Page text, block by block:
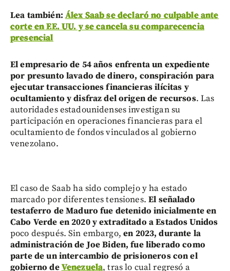
Lea también: Álex Saab se declaró no culpable ante
corte en EE. UU. y se cancela su comparecencia
presencial
El empresario de 54 años enfrenta un expediente
por presunto lavado de dinero, conspiración para
ejecutar transacciones financieras ilícitas y
ocultamiento y disfraz del origen de recursos. Las
autoridades estadounidenses investigan su
participación en operaciones financieras para el
ocultamiento de fondos vinculados al gobierno
venezolano.
El caso de Saab ha sido complejo y ha estado
marcado por diferentes tensiones.El señalado
testaferro de Maduro fue detenido inicialmente en
Cabo Verde en 2020 y extraditado a Estados Unidos
poco después. Sin embargo,en 2023, durante la
administración de Joe Biden, fue liberado como
parte de un intercambio de prisioneros con el
gobierno deVenezuela, tras lo cual regresó a